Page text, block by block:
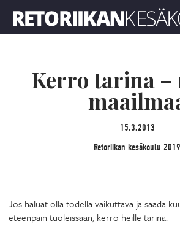
Kerro tarina –
15.3.2013
Retoriikan kesäkoulu 2019
Jos haluat olla todella vaikuttava ja saada
eteenpäin tuoleissaan, kerro heille tarina.